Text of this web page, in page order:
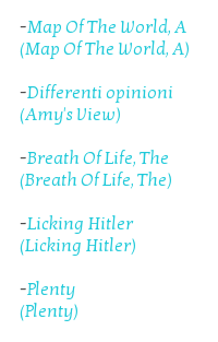
-Map Of The World, A
(Map Of The World, A)
-Differenti opinioni
(Amy's View)
-Breath Of Life, The
(Breath Of Life, The)
-Licking Hitler
(Licking Hitler)
-Plenty
(Plenty)